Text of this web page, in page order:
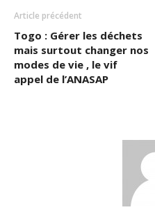
Article précédent
Togo : Gérer les déchets
mais surtout changer nos
modes de vie , le vif
appel de l’ANASAP